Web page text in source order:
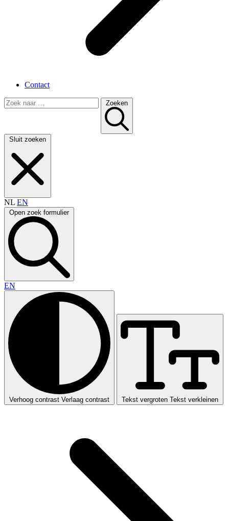
Contact
Zoeken
Sluit zoeken
NL EN
Open zoek formulier
EN
Verhoog contrast Verlaag contrast Tekst vergroten Tekst verkleinen